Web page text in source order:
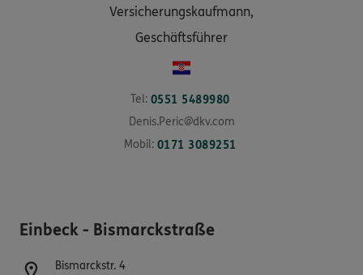
Versicherungskaufmann,
Geschäftsführer
Tel: 0551 5489980
Denis.Peric@dkv.com
Mobil: 0171 3089251
Einbeck - Bismarckstraße
Bismarckstr. 4